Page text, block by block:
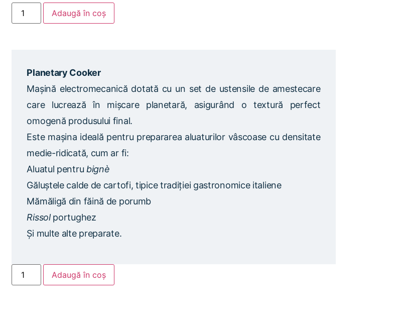
Adaugă în coș
Planetary Cooker
Mașină electromecanică dotată cu un set de ustensile de amestecare
care lucrează în mișcare planetară, asigurând o textură perfect
omogenă produsului final.
Este mașina ideală pentru prepararea aluaturilor vâscoase cu densitate
medie-ridicată, cum ar fi:
Aluatul pentru bignè
Găluștele calde de cartofi, tipice tradiției gastronomice italiene
Mămăligă din făină de porumb
Rissolportughez
Și multe alte preparate.
Adaugă în coș